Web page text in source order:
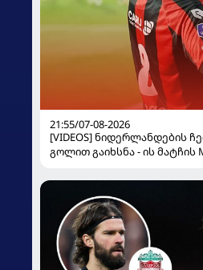
21:55/07-08-2026
[VIDEOS] ნიდერლანდების
გოლით გაიხსნა - ის მატჩის